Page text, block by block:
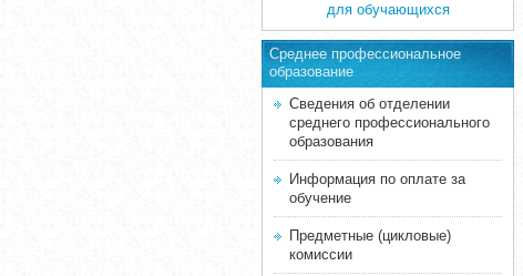
для обучающихся
Среднее професcиональное
образование
Сведения об отделении
среднего профессионального
образования
Информация по оплате за
обучение
Предметные (цикловые)
комиссии